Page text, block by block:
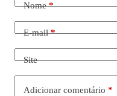
Nome*
E-mail*
Site
Adicionar comentário *